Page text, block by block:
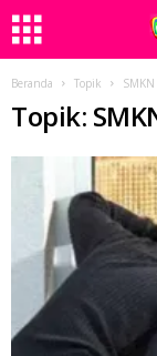
Beranda Topik
Topik: